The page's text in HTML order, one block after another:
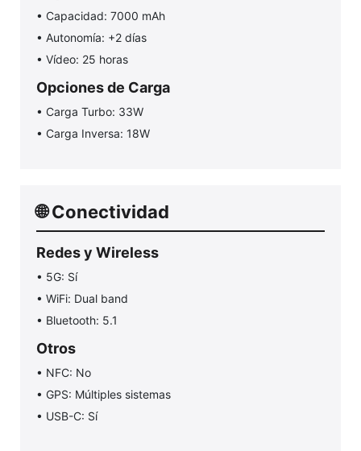
• Capacidad: 7000 mAh
• Autonomía: +2 días
• Vídeo: 25 horas
Opciones de Carga
• Carga Turbo: 33W
• Carga Inversa: 18W
🌐 Conectividad
Redes y Wireless
• 5G: Sí
• WiFi: Dual band
• Bluetooth: 5.1
Otros
• NFC: No
• GPS: Múltiples sistemas
• USB-C: Sí